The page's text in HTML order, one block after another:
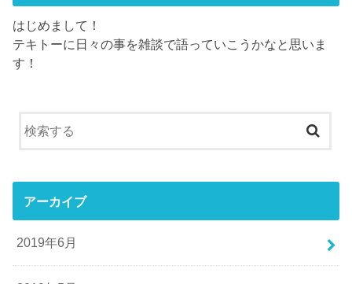
はじめまして！
テキトーに日々の事を雑談で語っていこうかなと思いま
す！
アーカイブ
2019年6月